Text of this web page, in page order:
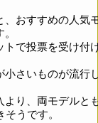
、おすすめの人気
トで投票を受け付
小さいものが流行
より、両モデルと
うです。